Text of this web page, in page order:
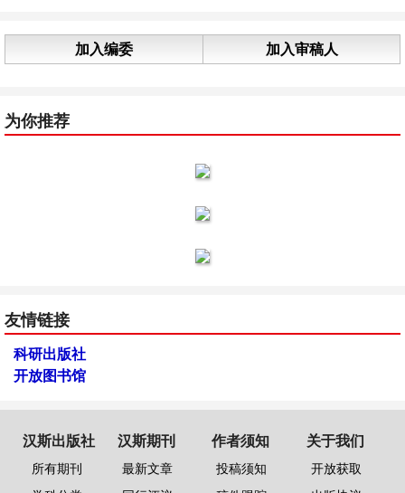
加入编委 加入审稿人
为你推荐
友情链接
科研出版社
开放图书馆
汉斯出版社
所有期刊
汉斯期刊
最新文章
作者须知
投稿须知
关于我们
开放获取